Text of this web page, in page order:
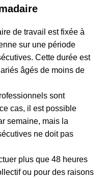
de travail est fixée à
sur une période
Cette durée est
âgés de moins de
sont
cas, il est possible
semaine, mais la
ne doit pas
plus que 48 heures
ou pour des raisons